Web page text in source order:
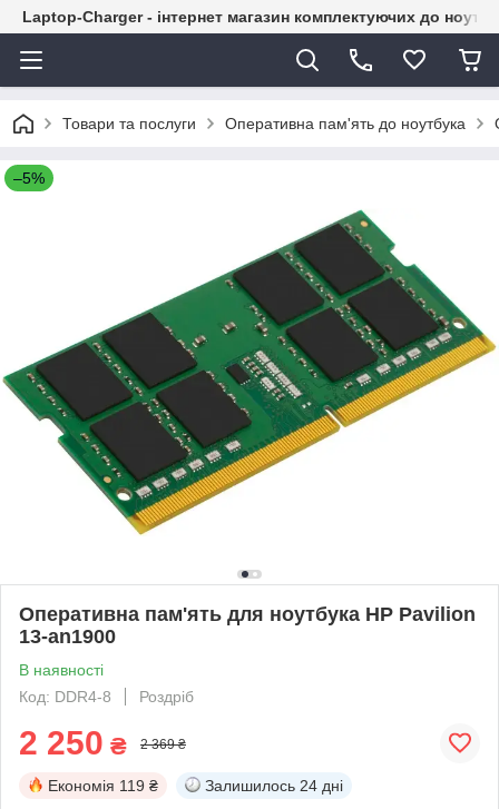
Laptop-Charger - інтернет магазин комплектуючих до
Товари та послуги Оперативна пам'ять до ноутбука
–5%
Оперативна пам'ять для ноутбука HP Pavilion
13-an1900
В наявності
Код: DDR4-8
Роздріб
2 250 ₴ 2 369 ₴
Економія 119 ₴ Залишилось 24 дні